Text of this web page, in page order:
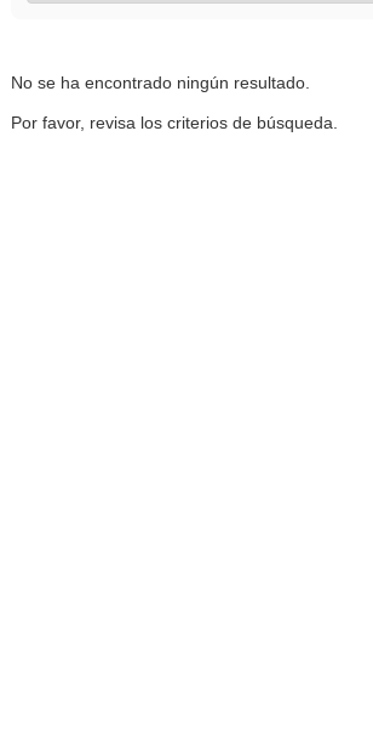
No se ha encontrado ningún resultado.
Por favor, revisa los criterios de búsqueda.